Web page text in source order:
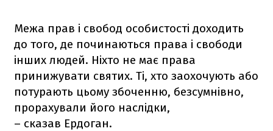
Межа прав і свобод особистості доходить
до того, де починаються права і свободи
інших людей. Ніхто не має права
принижувати святих. Ті, хто заохочують або
потурають цьому збоченню, безсумнівно,
прорахували його наслідки,
– сказав Ердоган.